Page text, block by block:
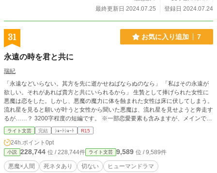
最終更新日 2024.07.25
登録日 2024.07.24
31 お気に入り追加 7
永遠の時を君と共に
瑞紀
「永遠などいらない。其方を先に逝かせねばならぬのなら」 「私はその永遠が
欲しい。それがあれば貴方と共にいられるから」 生贄として捧げられた女性に
悪魔は恋をした。しかし、悪魔の魔力に体を蝕まれた女性は床に伏してしまう。
流れ星を見ると願いが叶うと女性から聞いた悪魔は、流れ星を見せようと奔走す
るが……？ 3200字程度の短編です。 ※一部恋愛要素も含みますが、メインでは
ありません。ヒューマンドラマに近いと思います。 ※死ネタを含みます。ご注
意ください。 ※お題「君との永遠」「流れ星」から書いたものです。
ライト文芸 完結 ｼｮｰﾄｼｮｰﾄ R15
24h.ポイント 0pt
小説 228,744 位 / 228,744件 ライト文芸 9,589 位 / 9,589件
悪魔×人間 死ネタあり 切ない ヒューマンドラマ